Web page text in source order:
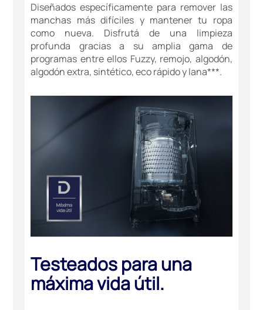
Diseñados específicamente para remover las
manchas más difíciles y mantener tu ropa
como nueva. Disfrutá de una limpieza
profunda gracias a su amplia gama de
programas entre ellos Fuzzy, remojo, algodón,
algodón extra, sintético, eco rápido y lana***.
Testeados para una
máxima vida útil.